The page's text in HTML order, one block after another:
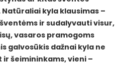
kyla klausimas –
ir sudalyvauti visur,
vasaros pramogoms
galvosūkis dažnai kyla ne
šeimininkams, vieni –